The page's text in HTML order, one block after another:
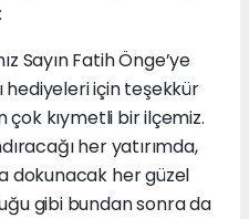
Sayın Fatih Önge’ye
hediyeleri için teşekkür
çok kıymetli bir ilçemiz.
her yatırımda,
dokunacak her güzel
gibi bundan sonra da